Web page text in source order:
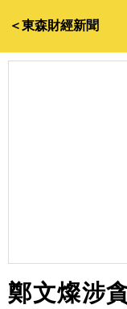
＜東森財經新聞
鄭文燦涉